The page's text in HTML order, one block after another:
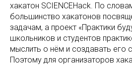
хакатон SCIENCEHack. По
большинство хакатонов
задачам, а проект «Практики
школьников и студентов
мыслить о нём и создавать его
Поэтому для организаторов